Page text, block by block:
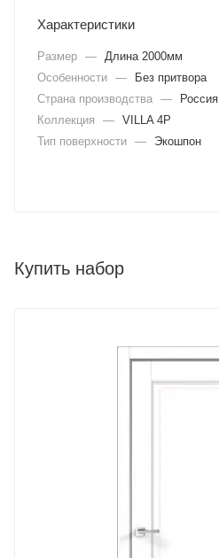
Характеристики
Размер — Длина 2000мм
Особенности —
Без притвора
Страна производства —
Россия
Коллекция
— VILLA 4P
Тип поверхности — Экошпон
Купить набор